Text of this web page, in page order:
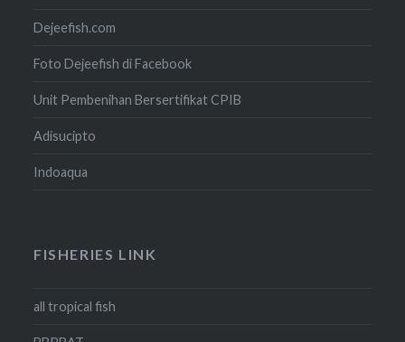
Dejeefish.com
Foto Dejeefish di Facebook
Unit Pembenihan Bersertifikat CPIB
Adisucipto
Indoaqua
FISHERIES LINK
all tropical fish